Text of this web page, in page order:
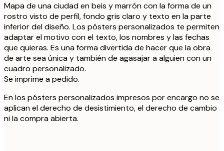
Mapa de una ciudad en beis y marrón con la forma de un
rostro visto de perfil, fondo gris claro y texto en la parte
inferior del diseño. Los pósters personalizados te permiten
adaptar el motivo con el texto, los nombres y las fechas
que quieras. Es una forma divertida de hacer que la obra
de arte sea única y también de agasajar a alguien con un
cuadro personalizado.
Se imprime a pedido.
En los pósters personalizados impresos por encargo no se
aplican el derecho de desistimiento, el derecho de cambio
ni la compra abierta.